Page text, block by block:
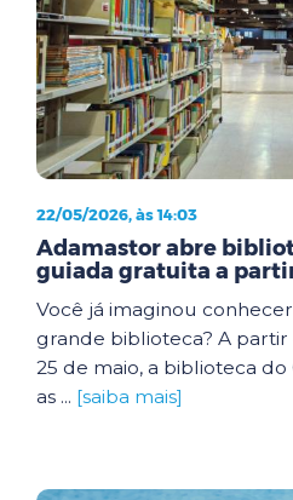
22/05/2026, às 14:03
Adamastor abre
guiada gratuita a
Você já imaginou
grande biblioteca? A
25 de maio, a biblioteca
as ... [saiba mais]